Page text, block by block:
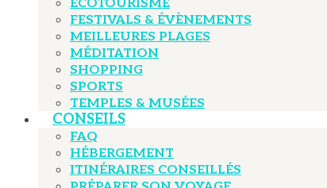
ECOTOURISME
FESTIVALS & ÉVÈNEMENTS
MEILLEURES PLAGES
MÉDITATION
SHOPPING
SPORTS
TEMPLES & MUSÉES
CONSEILS
FAQ
HÉBERGEMENT
ITINÉRAIRES CONSEILLÉS